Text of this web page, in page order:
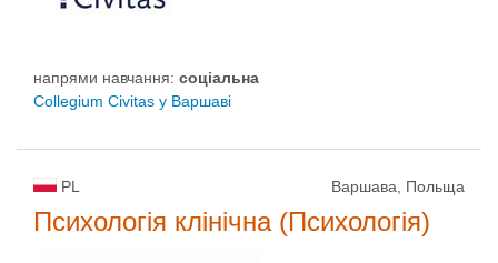
напрями навчання: соціальна
Collegium Civitas у Варшаві
PL Варшава, Польща
Психологія клінічна (Психологія)